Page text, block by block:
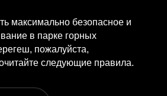
максимально безопасное и
в парке горных
пожалуйста,
следующие правила.